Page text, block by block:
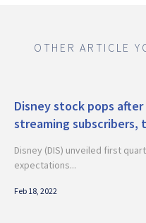
OTHER ARTICLE
Disney stock pops
streaming subscribers,
Disney (DIS) unveiled first
expectations...
Feb 18, 2022